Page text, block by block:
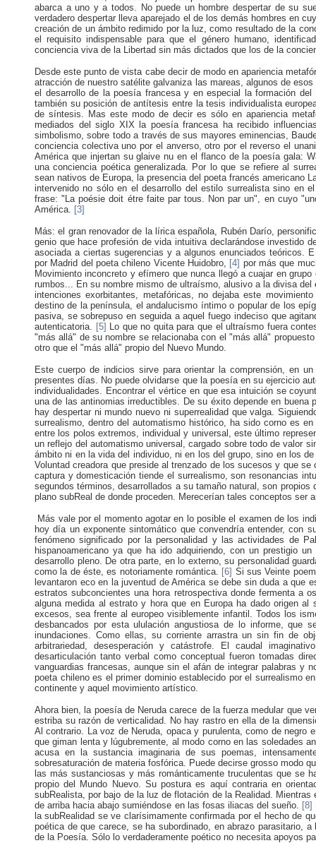
abarca a uno y a todos. No puede un hombre despertar de su
verdadero despertar lleva aparejado el de los demás hombres en
creación de un ámbito redimido por la luz, como resultado de la
el requisito indispensable para que el género humano,
conciencia viva de la Libertad sin más dictados que los de la
Desde este punto de vista cabe decir de modo en apariencia
atracción de nuestro satélite galvaniza las mareas, algunos de
el desarrollo de la poesía francesa y en especial la formación
también su posición de antítesis entre la tesis individualista
de síntesis. Mas este modo de decir es sólo en apariencia
mediados del siglo XIX la poesía francesa ha recibido
simbolismo, sobre todo a través de sus mayores eminencias,
conciencia colectiva uno por el anverso, otro por el reverso el
América que injertan su glaive nu en el flanco de la poesía gala:
una conciencia poética generalizada. Por lo que se refiere al
sean nativos de Europa, la presencia del poeta francés americano
intervenido no sólo en el desarrollo del estilo surrealista sino en
frase: "La poésie doit étre faite par tous. Non par un", en cuyo
América. [3]
Más: el gran renovador de la lírica española, Rubén Darío,
genio que hace profesión de vida intuitiva declarándose investido
asociada a ciertas sugerencias y a algunos enunciados teóricos.
por Madrid del poeta chileno Vicente Huidobro, [4] por más que
Movimiento inconcreto y efímero que nunca llegó a cuajar en
rumbos... En su nombre mismo de ultraísmo, alusivo a la divisa
intenciones exorbitantes, metafóricas, no dejaba este
destino de la península, el andalucismo íntimo o popular de los
pasiva, se sobrepuso en seguida a aquel fuego indeciso que
autenticatoria. [5] Lo que no quita para que el ultraísmo fuera
"más allá" de su nombre se relacionaba con el "más allá"
otro que el "más allá" propio del Nuevo Mundo.
Este cuerpo de indicios sirve para orientar la comprensión, en
presentes días. No puede olvidarse que la poesía en su ejercicio
individualidades. Encontrar el vértice en que esa intuición se
una de las antinomias irreductibles. De su éxito depende en
hay despertar ni mundo nuevo ni superrealidad que valga.
surrealismo, dentro del automatismo histórico, ha sido corno es
entre los polos extremos, individual y universal, este último
un reflejo del automatismo universal, cargado sobre todo de valor
ámbito ni en la vida del individuo, ni en los del grupo, sino en los
Voluntad creadora que preside al trenzado de los sucesos y que
captura y domesticación tiende el surrealismo, son resonancias
segundos términos, desarrollados a su tamaño natural, son
plano subReal de donde proceden. Merecerían tales conceptos
Más vale por el momento agotar en lo posible el examen de los
hoy día un exponente sintomático que convendría entender,
fenómeno significado por la personalidad y las actividades de
hispanoamericano ya que ha ido adquiriendo, con un prestigio
desarrollo pleno. De otra parte, en lo externo, su personalidad
como la de éste, es notoriamente romántica. [6] Si sus Veinte
levantaron eco en la juventud de América se debe sin duda a que
estratos subconcientes una hora retrospectiva donde fermenta a
alguna medida al estrato y hora que en Europa ha dado origen
excesos, sea frente al europeo visiblemente infantil. Todos los
desbancados por esta ululación angustiosa de lo informe, que
inundaciones. Como ellas, su corriente arrastra un sin fin de
arbitrariedad, desesperación y catástrofe. El caudal
desarticulación tanto verbal como conceptual fueron tomadas
vanguardias francesas, aunque sin el afán de integrar palabras y
poeta chileno es el primer dominio establecido por el surrealismo
continente y aquel movimiento artístico.
Ahora bien, la poesía de Neruda carece de la fuerza medular que
estriba su razón de verticalidad. No hay rastro en ella de la
Al contrario. La voz de Neruda, opaca y purulenta, como de negro
que giman lenta y lúgubremente, al modo corno en las soledades
acusa en la sustancia imaginaria de sus poemas,
sobresaturación de materia fosfórica. Puede decirse grosso modo
las más sustanciosas y más románticamente truculentas que se
propio del Mundo Nuevo. Su postura es aquí contraria en
subRealista, por bajo de la luz de flotación de la Realidad.
de arriba hacia abajo sumiéndose en las fosas iliacas del sueño. [8]
la subRealidad se ve clarísimamente confirmada por el hecho de
poética de que carece, se ha subordinado, en abrazo parasitario,
de la Poesía. Sólo lo verdaderamente poético no necesita apoyos